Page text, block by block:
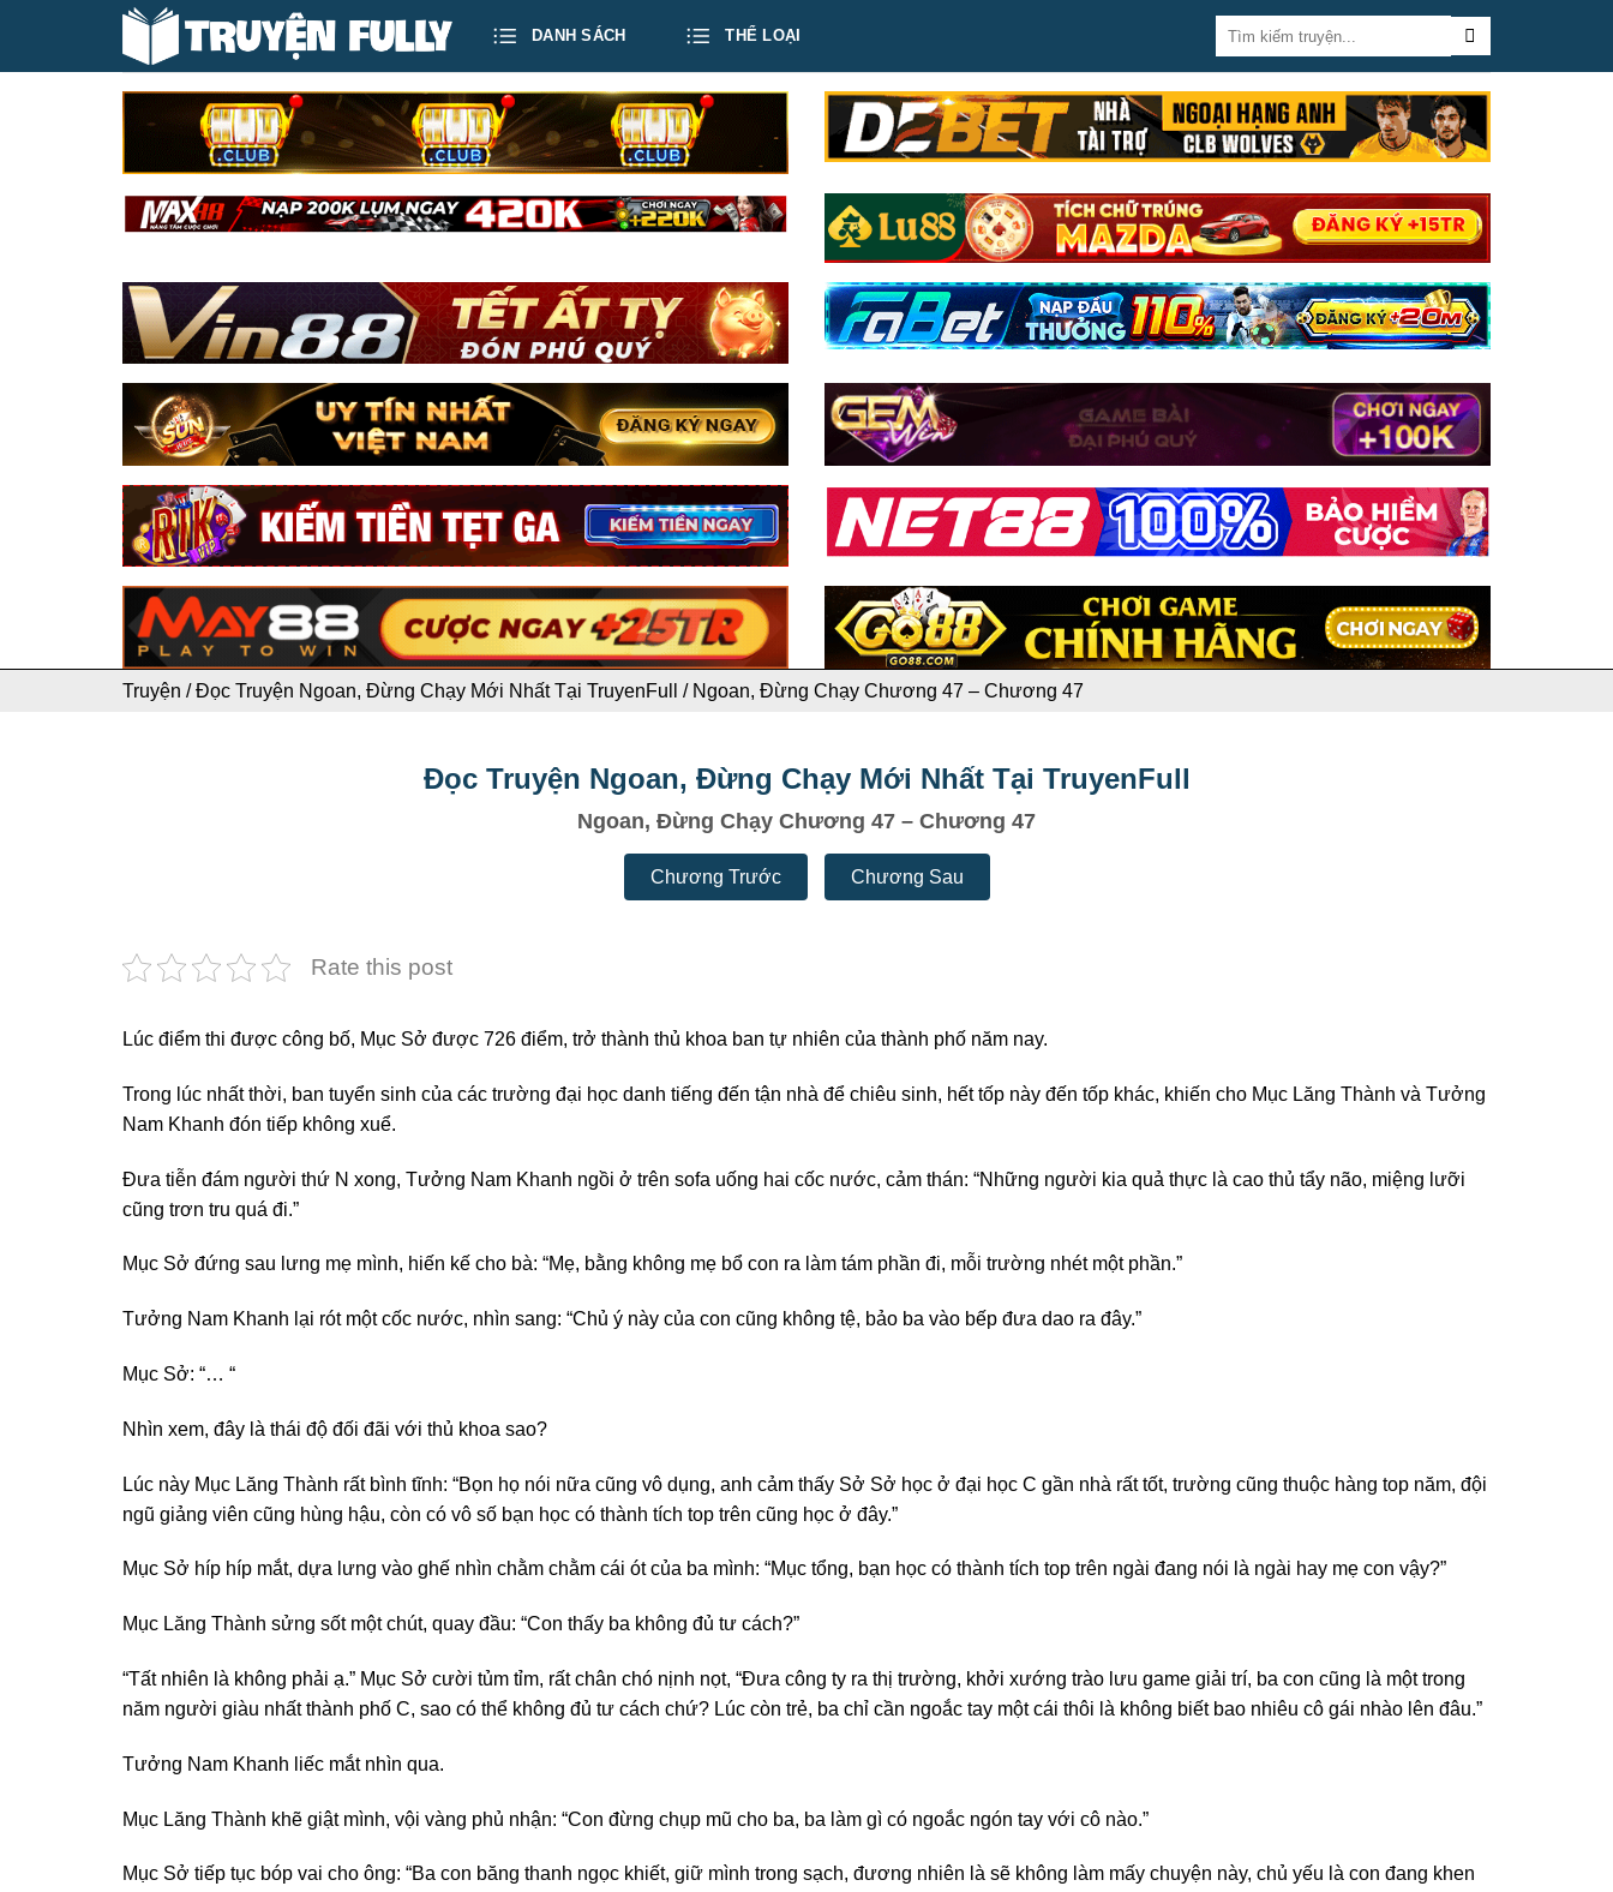
DANH SÁCH THỂ LOẠI
Truyện /Đọc Truyện Ngoan, Đừng Chạy Mới Nhất Tại TruyenFull / Ngoan, Đừng Chạy Chương 47 – Chương 47
Đọc Truyện Ngoan, Đừng Chạy Mới Nhất Tại TruyenFull
Ngoan, Đừng Chạy Chương 47 – Chương 47
Chương Trước Chương Sau
Rate this post
Lúc điểm thi được công bố, Mục Sở được 726 điểm, trở thành thủ khoa ban tự nhiên của thành phố năm nay.
Trong lúc nhất thời, ban tuyển sinh của các trường đại học danh tiếng đến tận nhà để chiêu sinh, hết tốp này đến tốp khác, khiến cho Mục Lăng Thành và Tưởng
Nam Khanh đón tiếp không xuể.
Đưa tiễn đám người thứ N xong, Tưởng Nam Khanh ngồi ở trên sofa uống hai cốc nước, cảm thán: “Những người kia quả thực là cao thủ tẩy não, miệng lưỡi
cũng trơn tru quá đi.”
Mục Sở đứng sau lưng mẹ mình, hiến kế cho bà: “Mẹ, bằng không mẹ bổ con ra làm tám phần đi, mỗi trường nhét một phần.”
Tưởng Nam Khanh lại rót một cốc nước, nhìn sang: “Chủ ý này của con cũng không tệ, bảo ba vào bếp đưa dao ra đây.”
Mục Sở: “… “
Nhìn xem, đây là thái độ đối đãi với thủ khoa sao?
Lúc này Mục Lăng Thành rất bình tĩnh: “Bọn họ nói nữa cũng vô dụng, anh cảm thấy Sở Sở học ở đại học C gần nhà rất tốt, trường cũng thuộc hàng top năm, đội
ngũ giảng viên cũng hùng hậu, còn có vô số bạn học có thành tích top trên cũng học ở đây.”
Mục Sở híp híp mắt, dựa lưng vào ghế nhìn chằm chằm cái ót của ba mình: “Mục tổng, bạn học có thành tích top trên ngài đang nói là ngài hay mẹ con vậy?”
Mục Lăng Thành sửng sốt một chút, quay đầu: “Con thấy ba không đủ tư cách?”
“Tất nhiên là không phải ạ.” Mục Sở cười tủm tỉm, rất chân chó nịnh nọt, “Đưa công ty ra thị trường, khởi xướng trào lưu game giải trí, ba con cũng là một trong
năm người giàu nhất thành phố C, sao có thể không đủ tư cách chứ? Lúc còn trẻ, ba chỉ cần ngoắc tay một cái thôi là không biết bao nhiêu cô gái nhào lên đâu.”
Tưởng Nam Khanh liếc mắt nhìn qua.
Mục Lăng Thành khẽ giật mình, vội vàng phủ nhận: “Con đừng chụp mũ cho ba, ba làm gì có ngoắc ngón tay với cô nào.”
Mục Sở tiếp tục bóp vai cho ông: “Ba con băng thanh ngọc khiết, giữ mình trong sạch, đương nhiên là sẽ không làm mấy chuyện này, chủ yếu là con đang khen